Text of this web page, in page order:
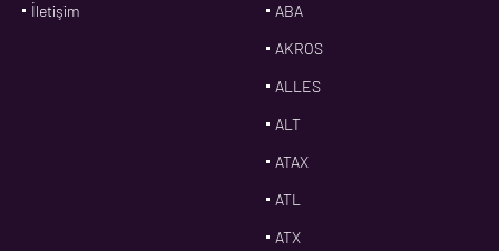
İletişim
ABA
AKROS
ALLES
ALT
ATAX
ATL
ATX